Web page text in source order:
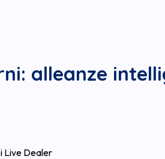
alleanze
Live Dealer